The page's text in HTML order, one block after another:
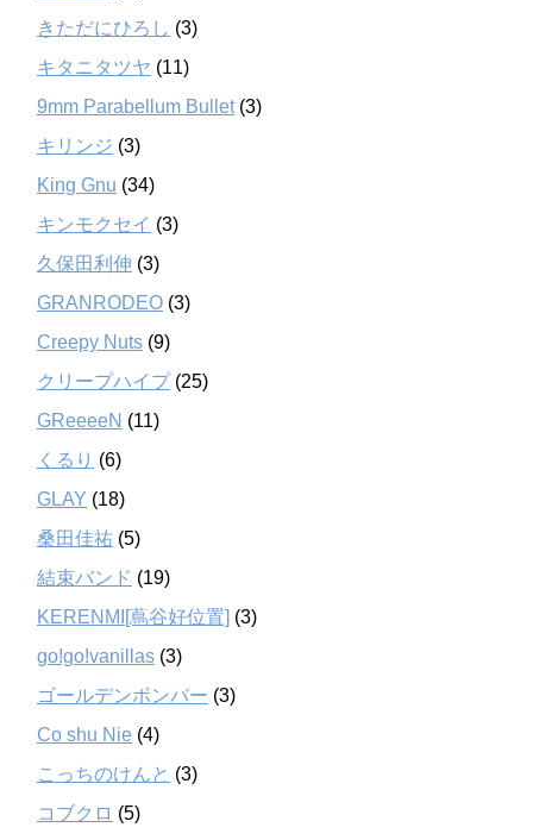
きただにひろし (3)
キタニタツヤ (11)
9mm Parabellum Bullet(3)
キリンジ (3)
King Gnu (34)
キンモクセイ (3)
久保田利伸 (3)
GRANRODEO (3)
Creepy Nuts (9)
クリープハイプ(25)
GReeeeN (11)
くるり (6)
GLAY (18)
桑田佳祐 (5)
結束バンド (19)
KERENMI[蔦谷好位置] (3)
go!go!vanillas (3)
ゴールデンボンバー (3)
Co shu Nie (4)
こっちのけんと (3)
コブクロ (5)